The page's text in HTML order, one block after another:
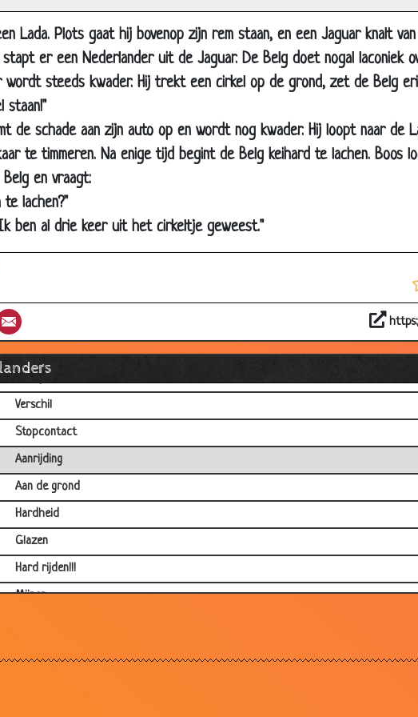
Lada. Plots gaat hij bovenop zijn rem staan, en een Jaguar knalt
stapt er een Nederlander uit de Jaguar. De Belg doet nogal laconiek
wordt steeds kwader. Hij trekt een cirkel op de grond, zet de Belg
staan!"
de schade aan zijn auto op en wordt nog kwader. Hij loopt naar de
te timmeren. Na enige tijd begint de Belg keihard te lachen. Boos
en vraagt:
lachen?"
ben al drie keer uit het cirkeltje geweest."
Naar bed
Alledrie een zoon
Hamer en een zaklamp
Berenjacht
Speedboot
Verbrande oren
Maggi
Belgenmop
Bazooka
Wapenwinkel
Verschil
Stopcontact
Aanrijding
Aan de grond
Hardheid
Glazen
Hard rijden!!!
Mijnen